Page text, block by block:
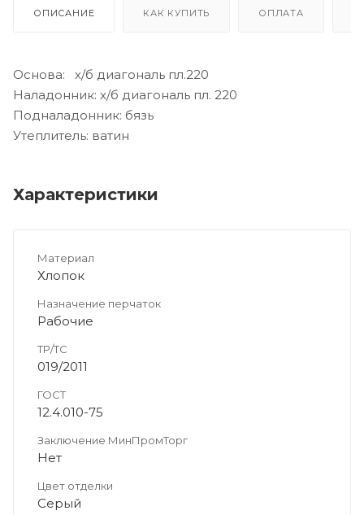
ОПИСАНИЕ КАК КУПИТЬ ОПЛАТА
Основа: х/б диагональ пл.220
Наладонник: х/б диагональ пл. 220
Подналадонник: бязь
Утеплитель: ватин
Характеристики
Материал
Хлопок
Назначение перчаток
Рабочие
ТР/ТС
019/2011
ГОСТ
12.4.010-75
Заключение МинПромТорг
Нет
Цвет отделки
Серый